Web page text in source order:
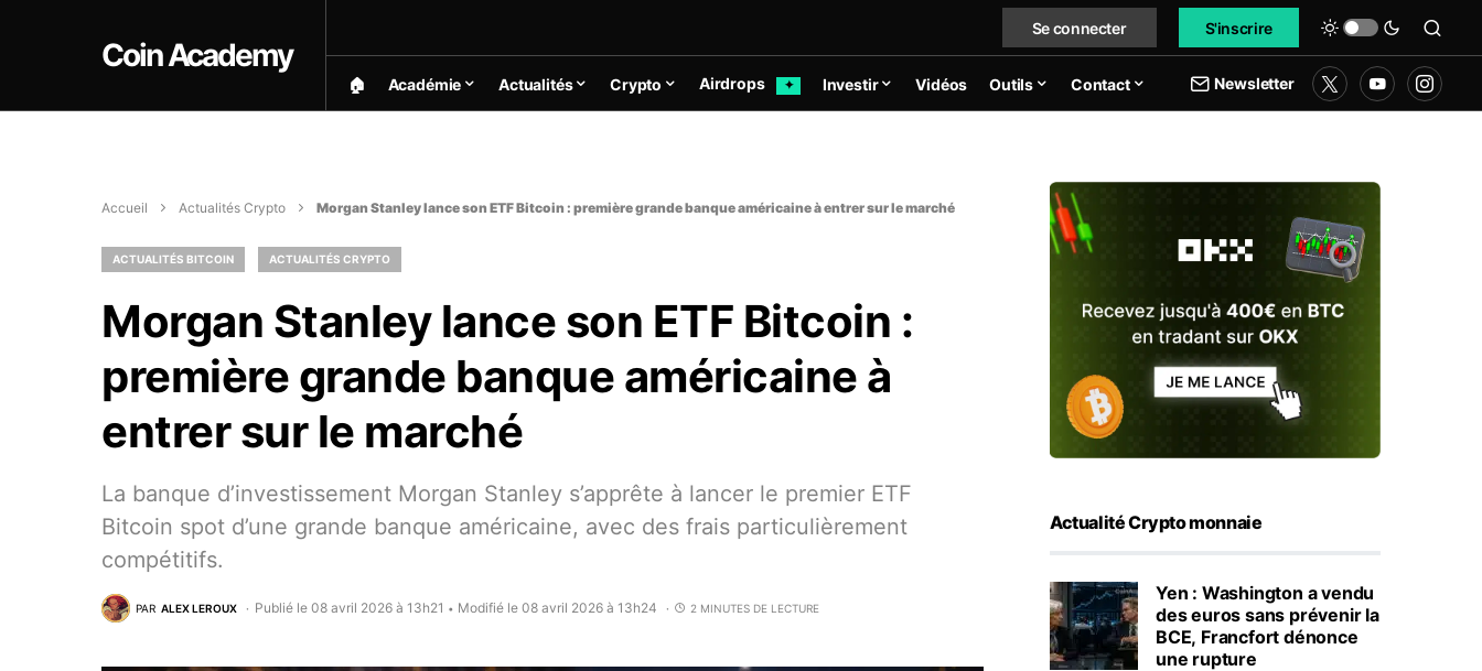
Coin Academy
Se connecter S'inscrire
🏠︎ Académie Actualités Crypto Airdrops ✦ Investir Vidéos Outils Contact Newsletter
Accueil Actualités Crypto Morgan Stanley lance son ETF Bitcoin : première grande banque américaine à entrer sur le marché
ACTUALITÉS BITCOIN ACTUALITÉS CRYPTO
Morgan Stanley lance son ETF Bitcoin :
première grande banque américaine à
entrer sur le marché
La banque d’investissement Morgan Stanley s’apprête à lancer le premier ETF
Bitcoin spot d’une grande banque américaine, avec des frais particulièrement
compétitifs.
PAR ALEX LEROUX Publié le 08 avril 2026 à 13h21 • Modifié le 08 avril 2026 à 13h24 2 MINUTES DE LECTURE
Actualité Crypto monnaie
Yen : Washington a vendu
des euros sans prévenir la
BCE, Francfort dénonce
une rupture